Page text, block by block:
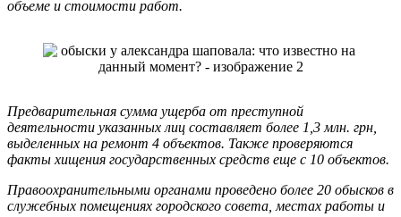
объеме и стоимости работ.
Предварительная сумма ущерба от преступной
деятельности указанных лиц составляет более 1,3 млн. грн,
выделенных на ремонт 4 объектов. Также проверяются
факты хищения государственных средств еще с 10 объектов.
Правоохранительными органами проведено более 20 обысков в
служебных помещениях городского совета, местах работы и